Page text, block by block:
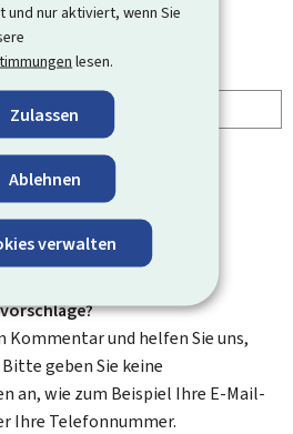
und nur aktiviert, wenn Sie
lesen.
Zulassen
Ablehnen
verwalten
*
Kommentar und helfen Sie uns,
geben Sie keine
an, wie zum Beispiel Ihre E-Mail-
Ihre Telefonnummer.